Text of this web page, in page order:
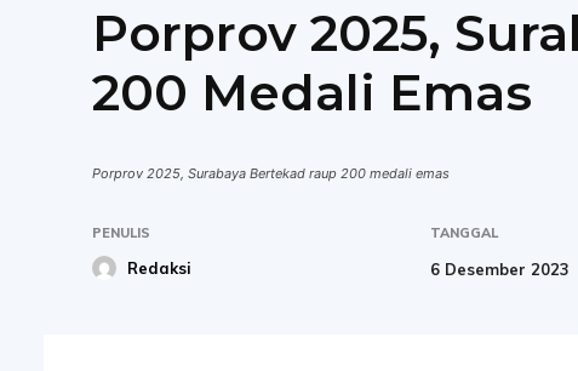
Porprov 2025,
200 Medali Emas
Porprov 2025, Surabaya Bertekad raup 200 medali emas
PENULIS
Redaksi
TANGGAL
6 Desember 2023